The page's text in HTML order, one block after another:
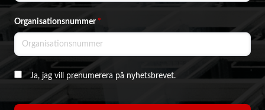
Organisationsnummer *
Ja, jag vill prenumerera på nyhetsbrevet.